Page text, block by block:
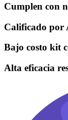
Cumplen con
Calificado por
Bajo costo kit
Alta eficacia